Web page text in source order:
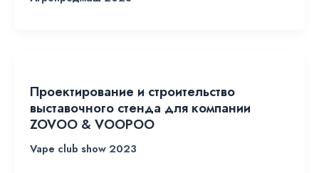
Проектирование и строительство
выставочного стенда для компании
ZOVOO & VOOPOO
Vape club show 2023